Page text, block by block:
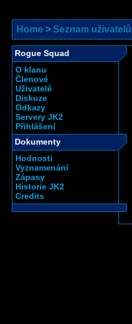
Home > Seznam uživatelů
Rogue Squad
O klanu
Členové
Uživatelé
Diskuze
Odkazy
Servery JK2
Přihlášení
Dokumenty
Hodnosti
Vyznamenání
Zápasy
Historie JK2
Credits